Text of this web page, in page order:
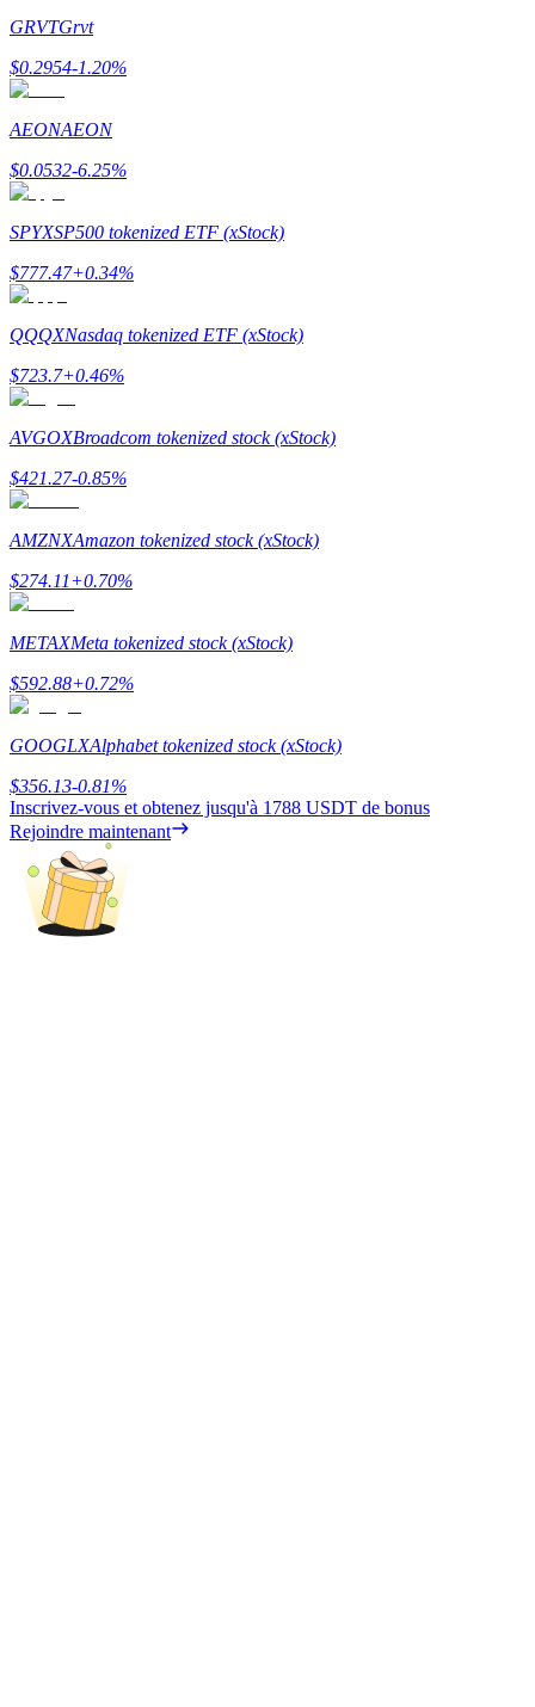
Jalonnement
Des rendements élevés et un accès instantané
Launchpool
Staking flexible pour gagner des jetons populaires
Blocages BTR
Des investissements exclusifs pour les détenteurs de BTR
GRVTGrvt
$0.2954-1.20%
AEONAEON
$0.0532-6.25%
SPYXSP500 tokenized ETF (xStock)
$777.47+0.34%
QQQXNasdaq tokenized ETF (xStock)
$723.7+0.46%
AVGOXBroadcom tokenized stock (xStock)
$421.27-0.85%
AMZNXAmazon tokenized stock (xStock)
$274.11+0.70%
METAXMeta tokenized stock (xStock)
$592.88+0.72%
GOOGLXAlphabet tokenized stock (xStock)
$356.13-0.81%
Inscrivez-vous et obtenez jusqu'à 1788 USDT de bonus
Rejoindre maintenant